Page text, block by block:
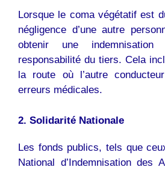
Lorsque le coma végétatif est
négligence d’une autre
obtenir une
responsabilité du tiers. Cela
la route où l’autre
erreurs médicales.
2. Solidarité Nationale
Les fonds publics, tels que
National d’Indemnisation des